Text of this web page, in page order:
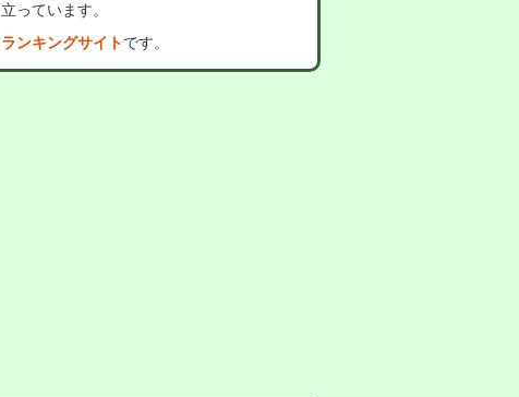
っています。
ンキングサイトです。